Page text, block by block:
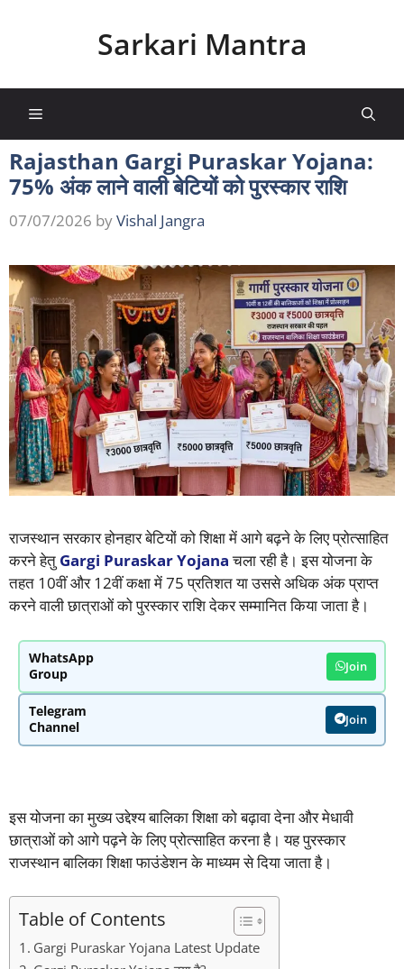
Sarkari Mantra
Menu
Rajasthan Gargi Puraskar Yojana:
75% अंक लाने वाली बेटियों को पुरस्कार राशि
07/07/2026 byVishal Jangra
राजस्थान सरकार होनहार बेटियों को शिक्षा में आगे बढ़ने के लिए प्रोत्साहित
करने हेतु Gargi Puraskar Yojanaचला रही है। इस योजना के
तहत 10वीं और 12वीं कक्षा में 75 प्रतिशत या उससे अधिक अंक प्राप्त
करने वाली छात्राओं को पुरस्कार राशि देकर सम्मानित किया जाता है।
WhatsApp
Group
Join
Telegram
Channel
Join
इस योजना का मुख्य उद्देश्य बालिका शिक्षा को बढ़ावा देना और मेधावी
छात्राओं को आगे पढ़ने के लिए प्रोत्साहित करना है। यह पुरस्कार
राजस्थान बालिका शिक्षा फाउंडेशन के माध्यम से दिया जाता है।
Table of Contents
Gargi Puraskar Yojana Latest Update